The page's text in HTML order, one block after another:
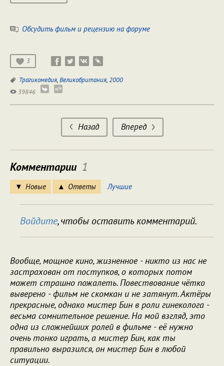
Обсудить фильм и рецензию на форуме
3
Трагикомедия,Великобритания,2000
39846
Назад Вперед
Комментарии 1
Новые Ответы Лучшие
Войдите, чтобы оставить комментарий.
Вообще, мощное кино, жизненное - никто из нас не
застрахован от поступков, о которых потом
может страшно пожалеть. Повествование чётко
выверено - фильм не скомкан и не затянут. Актёры
прекрасные, однако мистер Бин в роли гинеколога -
весьма сомнительное решение. На мой взгляд, это
одна из сложнейших ролей в фильме - её нужно
очень тонко играть, а мистер Бин, как ты
правильно выразился, он мистер Бин в любой
ситуации.